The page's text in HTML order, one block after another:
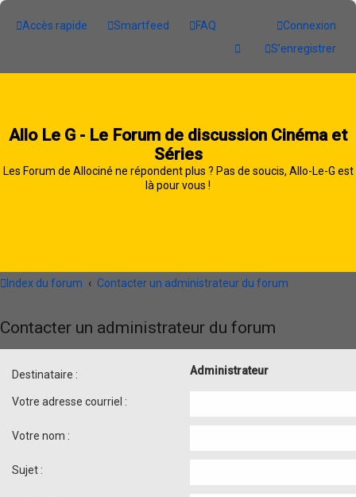
Accès rapide Smartfeed FAQ
Connexion
S’enregistrer
Allo Le G - Le Forum de discussion Cinéma et
Séries
Les Forum de Allociné ne répondent plus ? Pas de soucis, Allo-Le-G est
là pour vous !
Index du forum Contacter un administrateur du forum
Contacter un administrateur du forum
Destinataire : Administrateur
Votre adresse courriel :
Votre nom :
Sujet :